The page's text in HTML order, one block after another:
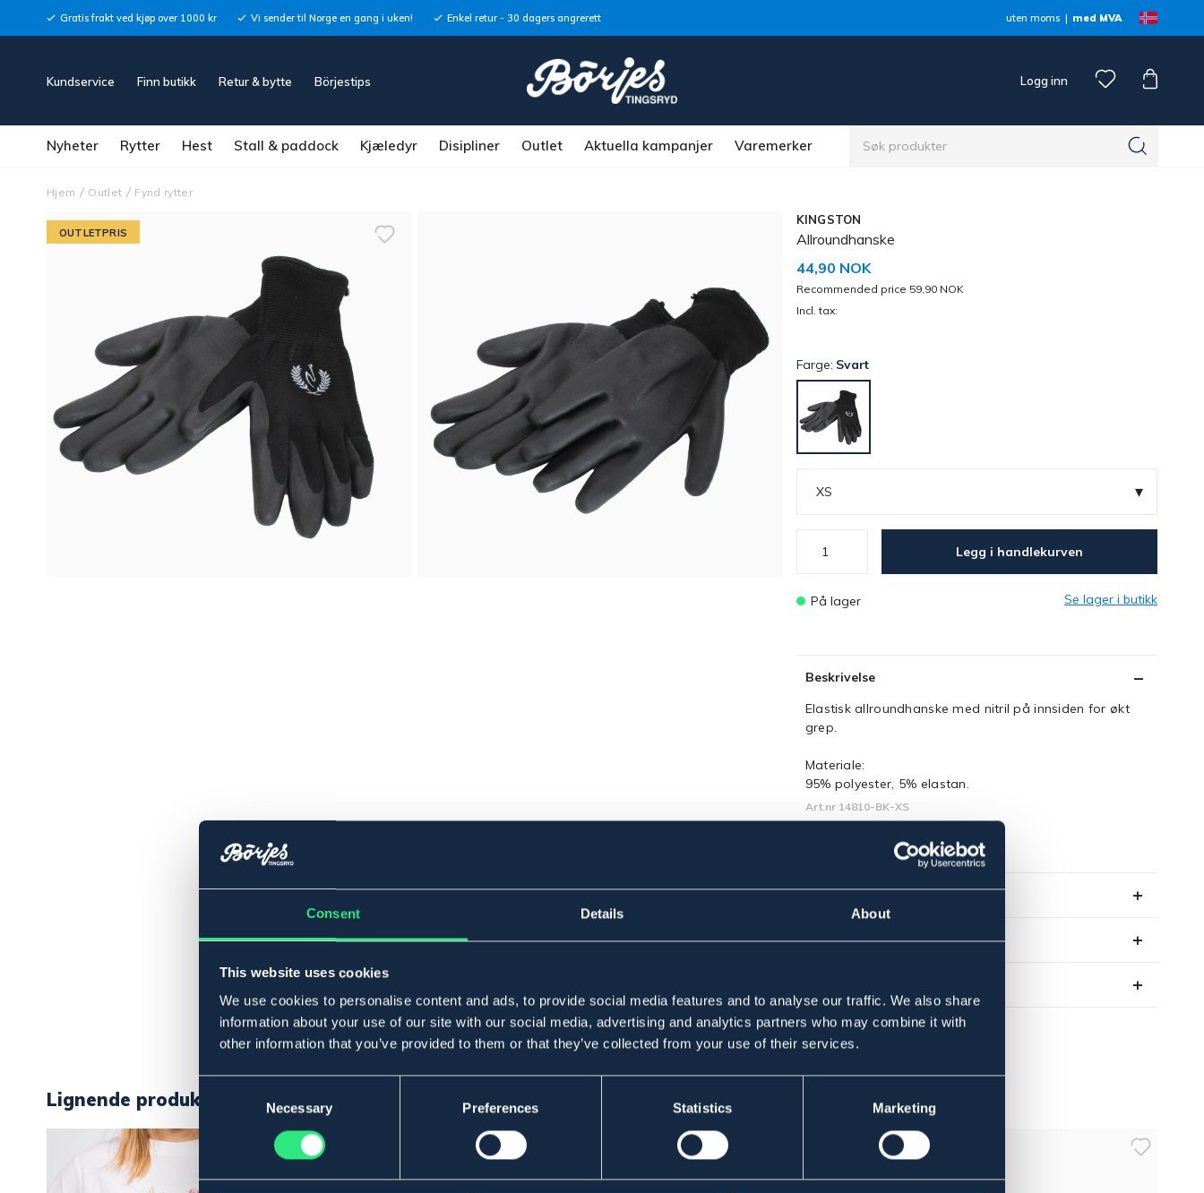
Consent Details About
This website uses cookies
We use cookies to personalise content and ads, to provide social media features and to analyse our traffic. We also share
information about your use of our site with our social media, advertising and analytics partners who may combine it with
other information that you’ve provided to them or that they’ve collected from your use of their services.
Selection
Necessary Preferences Statistics Marketing
Gratis frakt ved kjøp over 1000 kr Vi sender til Norge en gang i uken! Enkel retur - 30 dagers angrerett uten moms med MVA
Kundservice Finn butikk Retur & bytte Börjestips Logg inn
Nyheter Rytter Hest Stall & paddock Kjæledyr Disipliner Outlet Aktuella kampanjer Varemerker
Hjem Outlet Fynd rytter
OUTLETPRIS
KINGSTON
Allroundhanske
44,90 NOK
Recommended price 59,90 NOK
Incl. tax:
Farge: Svart
XS ▾
Legg i handlekurven
På lager Se lager i butikk
Beskrivelse
Elastisk allroundhanske med nitril på innsiden for økt
grep.
Materiale:
95% polyester, 5% elastan.
Art.nr 14810-BK-XS
OUTLETPRIS
Se lager i butikk
Anmeldelser
Lignende produkter